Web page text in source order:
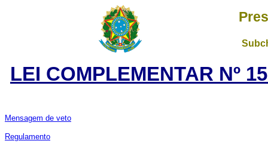
LEI COMPLEMENTAR Nº
Mensagem de veto
Regulamento